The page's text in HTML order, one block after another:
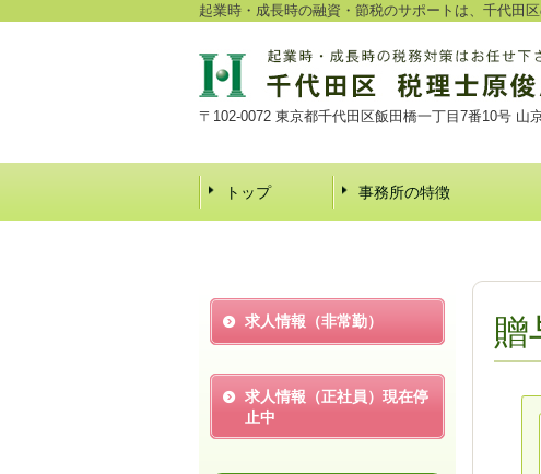
起業時・成長時の融資・節税のサポートは、千代田
〒102-0072 東京都千代田区飯田橋一丁目7番10号 山
トップ 事務所の特徴
贈
求人情報（非常勤）
求人情報（正社員）現在停
止中